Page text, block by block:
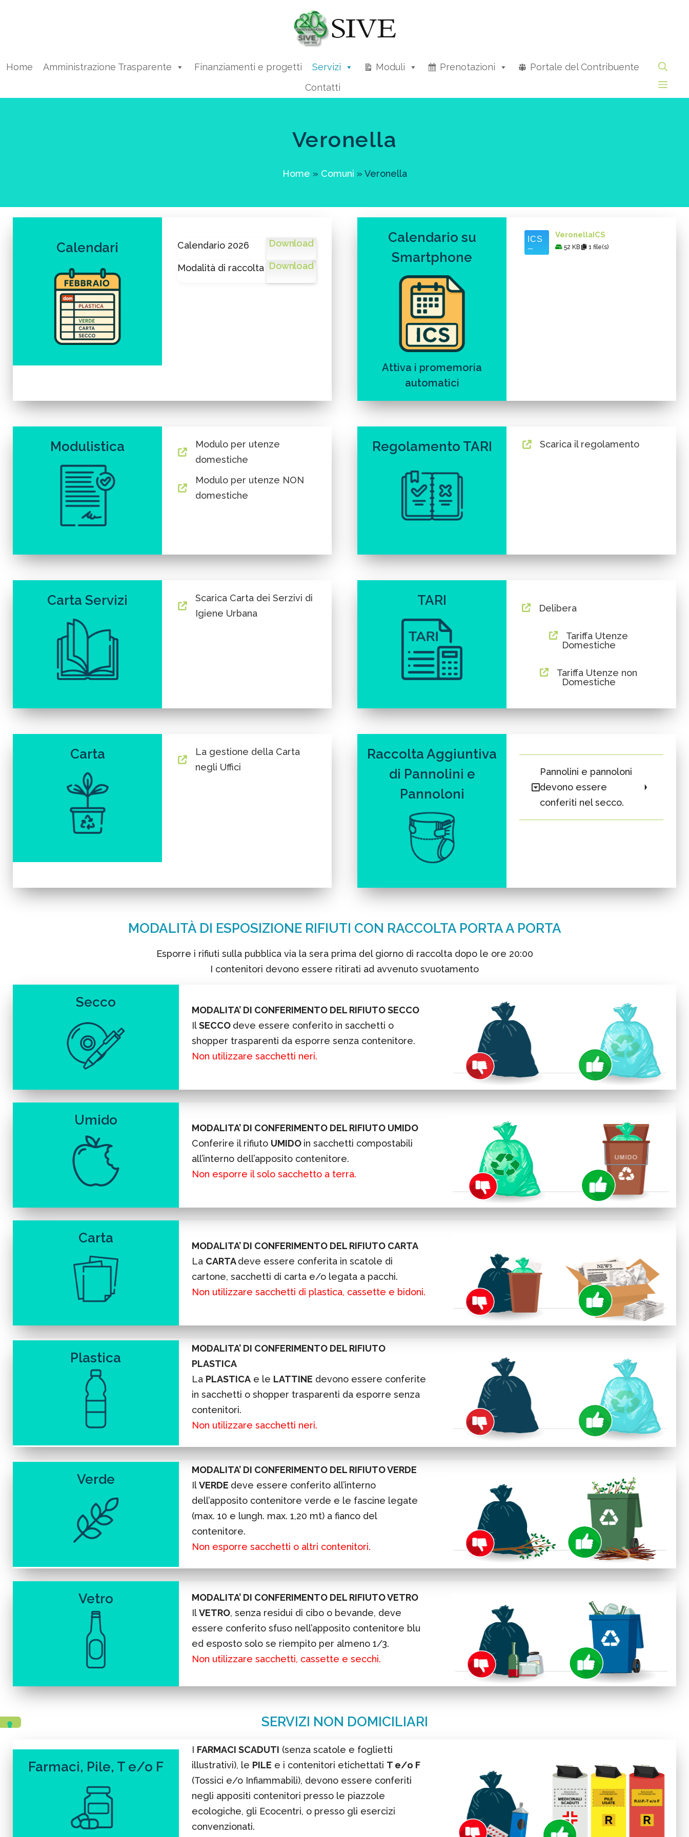
Home Amministrazione Trasparente Finanziamenti e progetti Servizi Moduli Prenotazioni
Portale del Contribuente
Contatti
Veronella
Home » Comuni » Veronella
Calendari Calendario 2026 Download
Modalità di raccolta Download
Calendario su
Smartphone
Attiva i promemoria
automatici
VeronellaICS
52 KB 1 file(s)
Modulistica
Modulo per utenze
domestiche
Modulo per utenze NON
domestiche
Regolamento TARI Scarica il regolamento
Carta Servizi
Scarica Carta dei Serzivi di
Igiene Urbana
TARI
Delibera
Tariffa Utenze
Domestiche
Tariffa Utenze non
Domestiche
Carta
La gestione della Carta
negli Uffici
Raccolta Aggiuntiva
di Pannolini e
Pannoloni
Pannolini e pannoloni
devono essere
conferiti nel secco.
MODALITÀ DI ESPOSIZIONE RIFIUTI CON RACCOLTA PORTA A PORTA
Esporre i rifiuti sulla pubblica via la sera prima del giorno di raccolta dopo le ore 20:00
I contenitori devono essere ritirati ad avvenuto svuotamento
Secco
MODALITA’ DI CONFERIMENTO DEL RIFIUTO SECCO
IlSECCO deve essere conferito in sacchetti o
shopper trasparenti da esporre senza contenitore.
Non utilizzare sacchetti neri.
Umido
MODALITA’ DI CONFERIMENTO DEL RIFIUTO UMIDO
Conferire il rifiuto UMIDO in sacchetti compostabili
all’interno dell’apposito contenitore.
Non esporre il solo sacchetto a terra.
Carta
MODALITA’ DI CONFERIMENTO DEL RIFIUTO CARTA
La CARTAdeve essere conferita in scatole di
cartone, sacchetti di carta e/o legata a pacchi.
Non utilizzare sacchetti di plastica, cassette e bidoni.
Plastica
MODALITA’ DI CONFERIMENTO DEL RIFIUTO
PLASTICA
La PLASTICAe le LATTINE devono essere conferite
in sacchetti o shopper trasparenti da esporre senza
contenitori.
Non utilizzare sacchetti neri.
Verde
MODALITA’ DI CONFERIMENTO DEL RIFIUTO VERDE
IlVERDE deve essere conferito all’interno
dell’apposito contenitore verde e le fascine legate
(max. 10 e lungh. max. 1,20 mt) a fianco del
contenitore.
Non esporre sacchetti o altri contenitori.
Vetro
MODALITA’ DI CONFERIMENTO DEL RIFIUTO VETRO
IlVETRO, senza residui di cibo o bevande, deve
essere conferito sfuso nell’apposito contenitore blu
ed esposto solo se riempito per almeno 1/3.
Non utilizzare sacchetti, cassette e secchi.
SERVIZI NON DOMICILIARI
Farmaci, Pile, T e/o F
I FARMACI SCADUTI (senza scatole e foglietti
illustrativi), le PILE e i contenitori etichettati T e/o F
(Tossici e/o Infiammabili), devono essere conferiti
negli appositi contenitori presso le piazzole
ecologiche, gli Ecocentri, o presso gli esercizi
convenzionati.